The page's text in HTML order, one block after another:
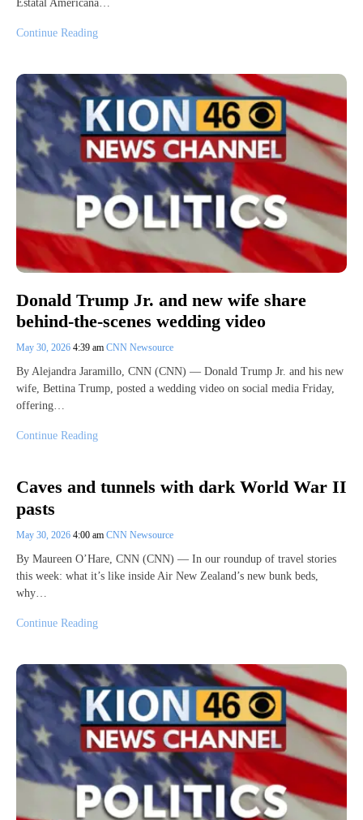
Estatal Americana…
Continue Reading
Donald Trump Jr. and new wife share
behind-the-scenes wedding video
May 30, 2026 4:39 am CNN Newsource
By Alejandra Jaramillo, CNN (CNN) — Donald Trump Jr. and his new
wife, Bettina Trump, posted a wedding video on social media Friday,
offering…
Continue Reading
Caves and tunnels with dark World War II
pasts
May 30, 2026 4:00 am CNN Newsource
By Maureen O’Hare, CNN (CNN) — In our roundup of travel stories
this week: what it’s like inside Air New Zealand’s new bunk beds,
why…
Continue Reading